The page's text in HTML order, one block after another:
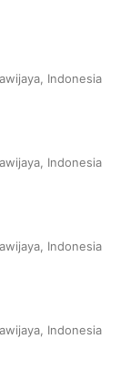
Indonesia
Indonesia
Indonesia
Indonesia